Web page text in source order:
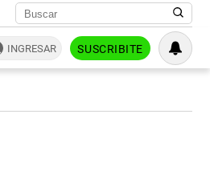
INGRESAR SUSCRIBITE